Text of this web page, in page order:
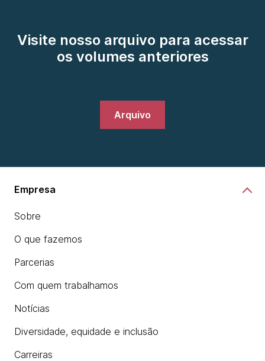
Visite nosso arquivo para acessar
os volumes anteriores
Arquivo
Empresa
Sobre
O que fazemos
Parcerias
Com quem trabalhamos
Notícias
Diversidade, equidade e inclusão
Carreiras